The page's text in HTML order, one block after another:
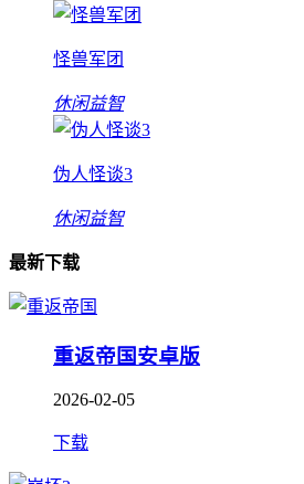
怪兽军团
休闲益智
伪人怪谈3
休闲益智
最新下载
重返帝国安卓版
2026-02-05
下载